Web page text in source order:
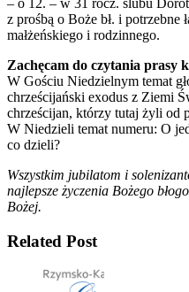
– o 12. – w 31 rocz. ślubu
z prośbą o Boże bł. i potrzebne
małżeńskiego i rodzinnego.
Zachęcam do czytania prasy
W Gościu Niedzielnym temat
chrześcijański exodus z Ziemi
chrześcijan, którzy tutaj żyli od
W Niedzieli temat numeru: O
co dzieli?
Wszystkim jubilatom i
najlepsze życzenia Bożego
Bożej.
Related Post